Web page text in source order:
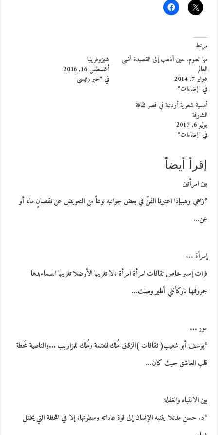
مرتبط
مها العتوم: حين أذهب إلى القصيدة أنسى
العالم
فبراير 7, 2014
في "إضاءات"
شيزوفرينيا
أغسطس 16, 2016
في "خبر رئيسي"
أمسية شعرية أردنية في قصر ثقافة
الشارقة
يوليو 6, 2017
في "إضاءات"
إقرأ أيضاً
بين امرأتين
*زاهي وهبيإذا اعتبرنا الفنّ في بعض جوانبه نوعاً من التعويض عن نقصانٍ ما، أو
عن…
إمرأة ...
فرات إسبر خاص ثقافات امرأة امرأة ،لا تغريها الأرضلا تغريها السماءيدها
جمروفمها ناركأنني أطير وصلت…
مور ...
*يوسف أبو شعيب( ثقافات )الزقاق مُلك للعتمة ومُلك للمزاريب ...والناصية مَحطة
قلب العاشق حيث كان…
بين الانتباه والغفلة
*د. حسن مدنلا يتنبه الإنسان إلى قوة عاداته وسطوتها، إلا في اللحظة التي يختل